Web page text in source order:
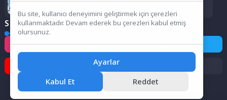
Sosyal Medya
Instagram Facebook Twitter
TikTok
Bu site, kullanıcı deneyimini geliştirmek için çerezleri
kullanmaktadır. Devam ederek bu çerezleri kabul etmiş
olursunuz.
Ayarlar
Kabul Et
Reddet